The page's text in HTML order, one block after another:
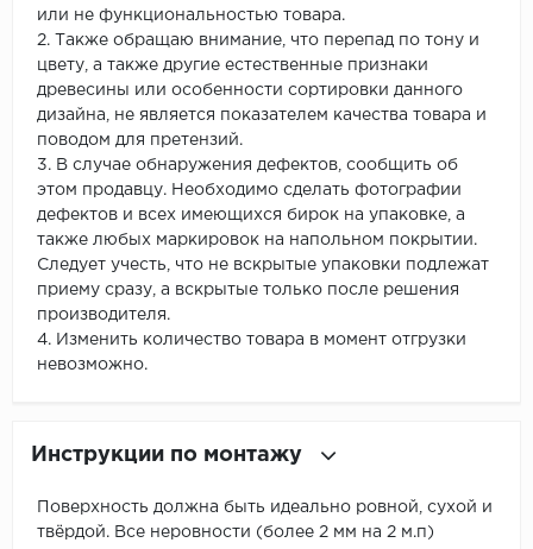
или не функциональностью товара.
2. Также обращаю внимание, что перепад по тону и
цвету, а также другие естественные признаки
древесины или особенности сортировки данного
дизайна, не является показателем качества товара и
поводом для претензий.
3. В случае обнаружения дефектов, сообщить об
этом продавцу. Необходимо сделать фотографии
дефектов и всех имеющихся бирок на упаковке, а
также любых маркировок на напольном покрытии.
Следует учесть, что не вскрытые упаковки подлежат
приему сразу, а вскрытые только после решения
производителя.
4. Изменить количество товара в момент отгрузки
невозможно.
Инструкции по монтажу
Поверхность должна быть идеально ровной, сухой и
твёрдой. Все неровности (более 2 мм на 2 м.п)